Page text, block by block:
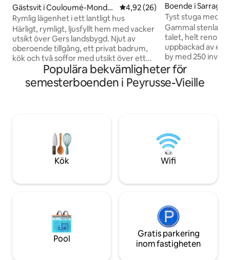
Gästsvit i Couloumé-Monde
bat
4,92 av 5 i genomsnittligt
4,92 (26)
Rymlig lägenhet i ett lantligt hus
Härligt, rymligt, ljusfyllt hem med vacker
utsikt över Gers landsbygd. Njut av
oberoende tillgång, ett privat badrum,
kök och två soffor med utsikt över ett
stort bildfönster. En soffa är en
bäddsoffa som skulle tillåta upp till sex
personer att dela. Utanför finns en
vänliga hundar, olika katter och två
Boende i
Tyst stuga med
Gammal
talet, helt
uppbackad av ett
by med 250
utannonserade
lugn vistelse med
Nära Nogaro
1h30 från
Pyrenéerna.
Populära bekvämligheter för
semesterboenden i Peyrusse-Vieille
Kök Wifi
Pool
Gratis parkering
inom fastigheten